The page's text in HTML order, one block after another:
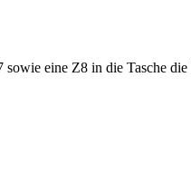
eine Z8 in die Tasche